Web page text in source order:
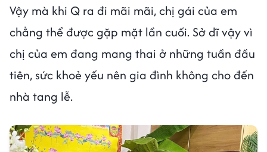
Vậy mà khi Q ra đi mãi mãi, chị gái của em
chẳng thể được gặp mặt lần cuối. Sở dĩ vậy vì
chị của em đang mang thai ở những tuần đầu
tiên, sức khoẻ yếu nên gia đình không cho đến
nhà tang lễ.